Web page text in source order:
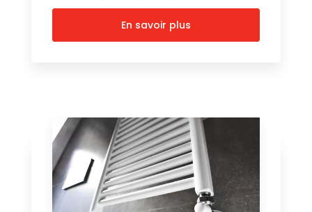
En savoir plus